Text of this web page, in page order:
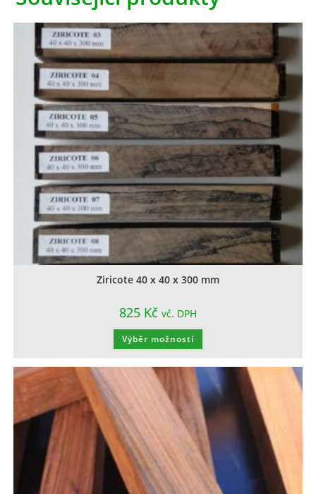
Ziricote 40 x 40 x 300 mm
825 Kč vč. DPH
Výběr možností